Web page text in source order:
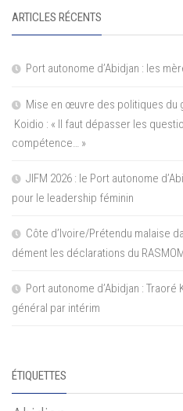
ARTICLES RÉCENTS
Port autonome d’Abidjan : les
Mise en œuvre des politiques du
Koidio : « Il faut dépasser les
compétence… »
JIFM 2026 : le Port autonome
pour le leadership féminin
Côte d’Ivoire/Prétendu malaise
dément les déclarations du
Port autonome d’Abidjan :
général par intérim
ÉTIQUETTES